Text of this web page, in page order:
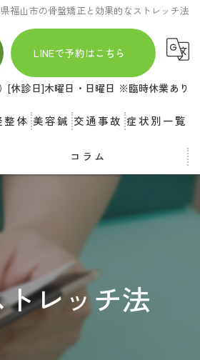
福山市の骨盤矯正と効果的なストレッチ法
LINEで予約はこちら
[休診日]木曜日・日曜日 ※臨時休業あり
整体 美容鍼 交通事故 症状別一覧
コラム
レッチ法